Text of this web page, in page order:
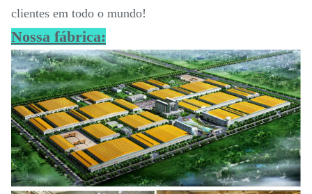
clientes em todo o mundo!
Nossa fábrica: